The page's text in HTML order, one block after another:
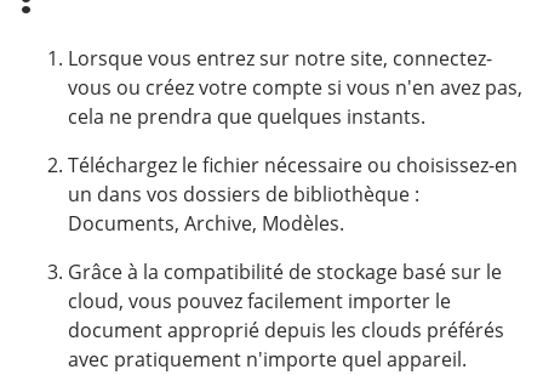
Lorsque vous entrez sur notre site, connectez-
vous ou créez votre compte si vous n'en avez pas,
cela ne prendra que quelques instants.
Téléchargez le fichier nécessaire ou choisissez-en
un dans vos dossiers de bibliothèque :
Documents, Archive, Modèles.
Grâce à la compatibilité de stockage basé sur le
cloud, vous pouvez facilement importer le
document approprié depuis les clouds préférés
avec pratiquement n'importe quel appareil.